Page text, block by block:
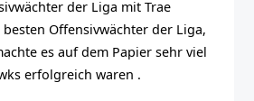
der Liga mit Trae
Offensivwächter der Liga,
es auf dem Papier sehr viel
erfolgreich waren .